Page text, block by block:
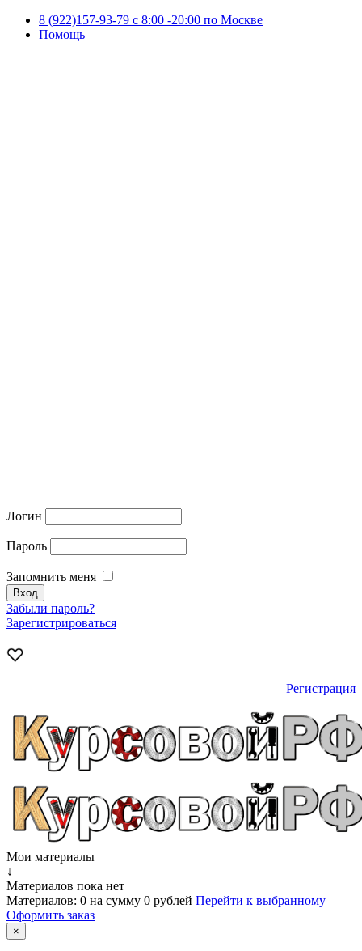
8 (922)157-93-79 c 8:00 -20:00 по Москве
Помощь
Логин
Пароль
Запомнить меня
Забыли пароль?
Зарегистрироваться
Регистрация
Мои материалы
↓
Материалов пока нет
Материалов: 0 на сумму 0 рублей Перейти к выбранному
Оформить заказ
×